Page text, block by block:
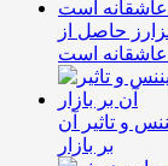
دلار رمزارز حاصل از
عاشقانه است
و تاثیر آن
بر بازار